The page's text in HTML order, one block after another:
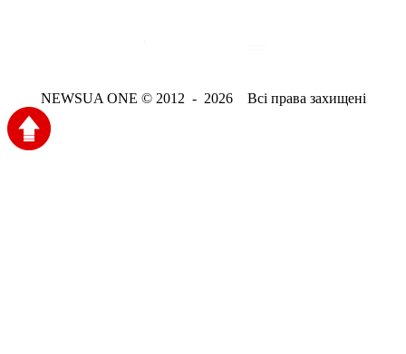
NEWSUA ONE © 2012 - 2026 Всі права захищені